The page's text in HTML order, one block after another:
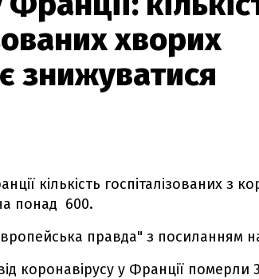
хворих
знижуватися
кількість госпіталізованих з
понад 600.
правда" з посиланням
коронавірусу у Франції померли